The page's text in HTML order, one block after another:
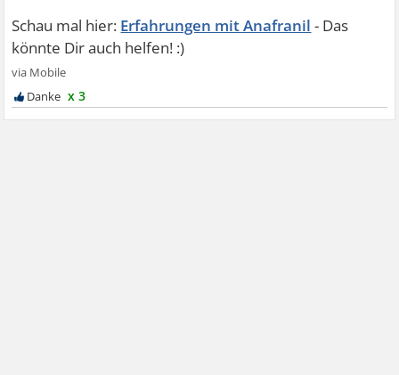
Erfahrungen mit Anafranil
x 3